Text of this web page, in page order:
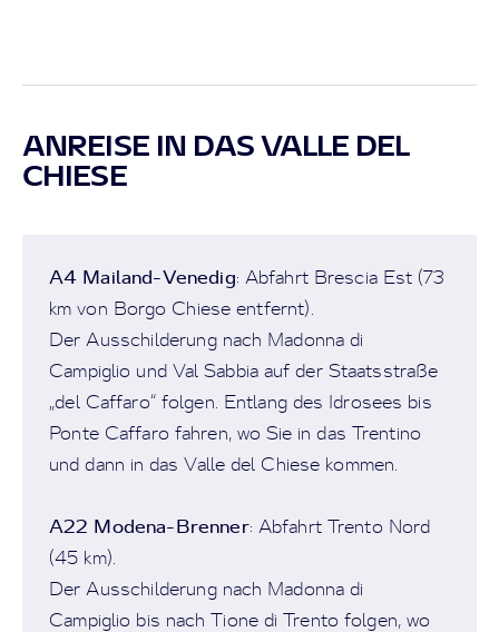
ANREISE IN DAS VALLE DEL
CHIESE
A4 Mailand-Venedig: Abfahrt Brescia Est (73
km von Borgo Chiese entfernt).
Der Ausschilderung nach Madonna di
Campiglio und Val Sabbia auf der Staatsstraße
„del Caffaro“ folgen. Entlang des Idrosees bis
Ponte Caffaro fahren, wo Sie in das Trentino
und dann in das Valle del Chiese kommen.
A22 Modena-Brenner: Abfahrt Trento Nord
(45 km).
Der Ausschilderung nach Madonna di
Campiglio bis nach Tione di Trento folgen, wo